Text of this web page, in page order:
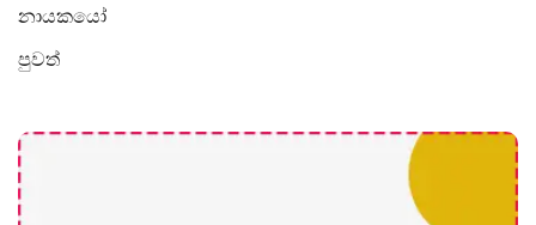
නායකයෝ
පුවත්